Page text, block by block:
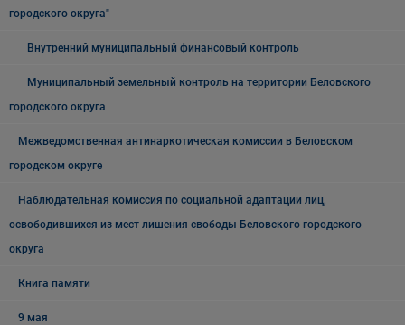
городского округа"
Внутренний муниципальный финансовый контроль
Муниципальный земельный контроль на территории Беловского
городского округа
Межведомственная антинаркотическая комиссии в Беловском
городском округе
Наблюдательная комиссия по социальной адаптации лиц,
освободившихся из мест лишения свободы Беловского городского
округа
Книга памяти
9 мая